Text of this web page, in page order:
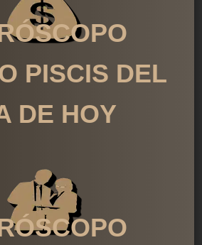
PISCIS DEL
DE HOY